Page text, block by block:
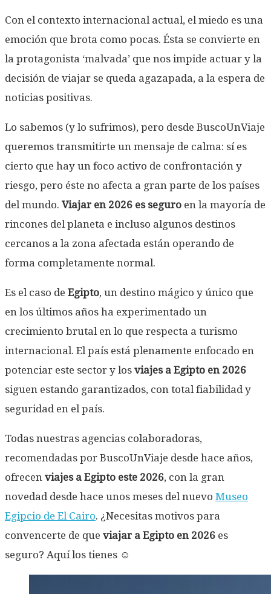
Con el contexto internacional actual, el miedo es una
emoción que brota como pocas. Ésta se convierte en
la protagonista ‘malvada’ que nos impide actuar y la
decisión de viajar se queda agazapada, a la espera de
noticias positivas.
Lo sabemos (y lo sufrimos), pero desde BuscoUnViaje
queremos transmitirte un mensaje de calma: sí es
cierto que hay un foco activo de confrontación y
riesgo, pero éste no afecta a gran parte de los países
del mundo. Viajar en 2026 es seguro en la mayoría de
rincones del planeta e incluso algunos destinos
cercanos a la zona afectada están operando de
forma completamente normal.
Es el caso de Egipto, un destino mágico y único que
en los últimos años ha experimentado un
crecimiento brutal en lo que respecta a turismo
internacional. El país está plenamente enfocado en
potenciar este sector y los viajes a Egipto en 2026
siguen estando garantizados, con total fiabilidad y
seguridad en el país.
Todas nuestras agencias colaboradoras,
recomendadas por BuscoUnViaje desde hace años,
ofrecen viajes a Egipto este 2026, con la gran
novedad desde hace unos meses del nuevo Museo
Egipcio de El Cairo. ¿Necesitas motivos para
convencerte de que viajar a Egipto en 2026 es
seguro? Aquí los tienes ☺